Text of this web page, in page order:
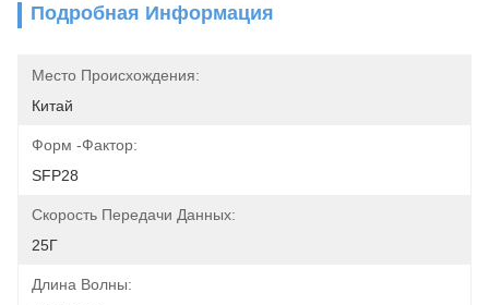
Подробная Информация
Место Происхождения:
Китай
Форм -фактор:
SFP28
Скорость Передачи Данных:
25Г
Длина Волны: